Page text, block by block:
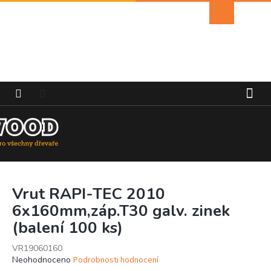
Přejít
košík
Vrut RAPI-TEC 2010
6x160mm,záp.T30 galv. zinek
(balení 100 ks)
VR19060160
Průměrné
Neohodnoceno Podrobnosti hodnocení